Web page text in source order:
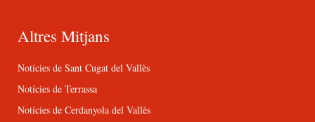
Altres Mitjans
Notícies de Sant Cugat del Vallès
Notícies de Terrassa
Notícies de Cerdanyola del Vallès